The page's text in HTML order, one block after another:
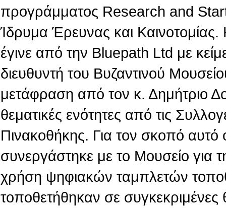
προγράμματος Research and
Ίδρυμα Έρευνας και
έγινε από την Βluepath Ltd με
διευθυντή του Βυζαντινού
μετάφραση από τον κ. Δημήτριο
θεματικές ενότητες από τις
Πινακοθήκης. Για τον σκοπό
συνεργάστηκε με το Μουσείο για
χρήση ψηφιακών ταμπλετών
τοποθετήθηκαν σε